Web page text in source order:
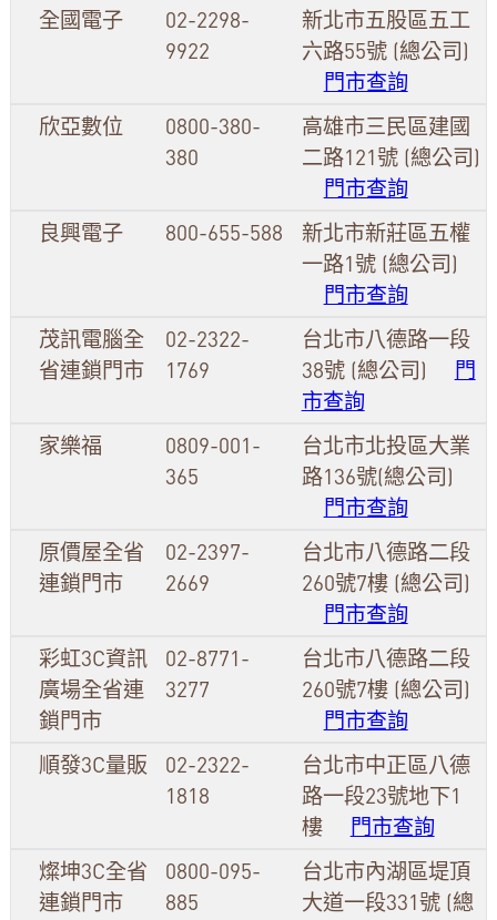
全國電子
02-2298-
9922
新北市五股區五工
六路55號 (總公司)
門市查詢
欣亞數位
0800-380-
380
高雄市三民區建國
二路121號 (總公司)
門市查詢
良興電子
800-655-588
新北市新莊區五權
一路1號 (總公司)
門市查詢
茂訊電腦全
省連鎖門市
02-2322-
1769
台北市八德路一段
38號 (總公司)
門
市查詢
家樂福
0809-001-
365
台北市北投區大業
路136號(總公司)
門市查詢
原價屋全省
連鎖門市
02-2397-
2669
台北市八德路二段
260號7樓 (總公司)
門市查詢
彩虹3C資訊
廣場全省連
鎖門市
02-8771-
3277
台北市八德路二段
260號7樓 (總公司)
門市查詢
順發3C量販
02-2322-
1818
台北市中正區八德
路一段23號地下1
樓
門市查詢
燦坤3C全省
連鎖門市
0800-095-
885
台北市內湖區堤頂
大道一段331號 (總